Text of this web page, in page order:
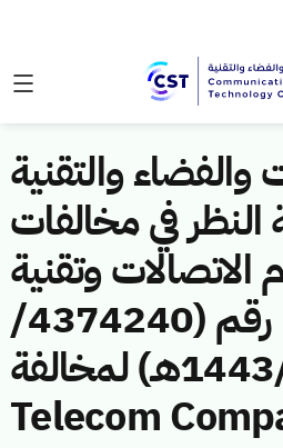
والفضاء والتقنية
النظر في مخالفات
الاتصالات وتقنية
المعلومات رقم (4374240/
ق/1443هـ) لمخالفة (Saudi
Telecom